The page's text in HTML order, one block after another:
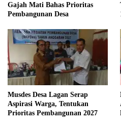
Gajah Mati Bahas Prioritas
Pembangunan Desa
Musdes Desa Lagan Serap
Aspirasi Warga, Tentukan
Prioritas Pembangunan 2027